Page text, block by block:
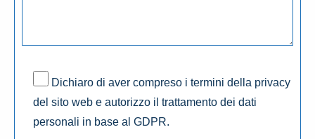
Dichiaro di aver compreso i termini della privacy
del sito web e autorizzo il trattamento dei dati
personali in base al GDPR.